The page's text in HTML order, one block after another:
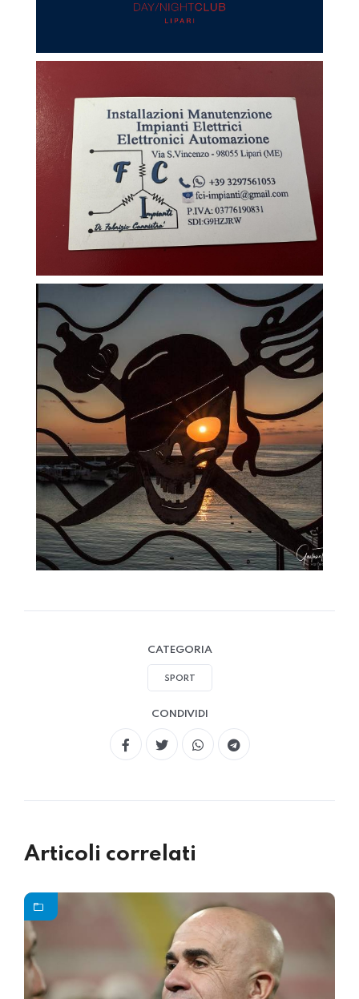
CATEGORIA
SPORT
CONDIVIDI
Articoli correlati